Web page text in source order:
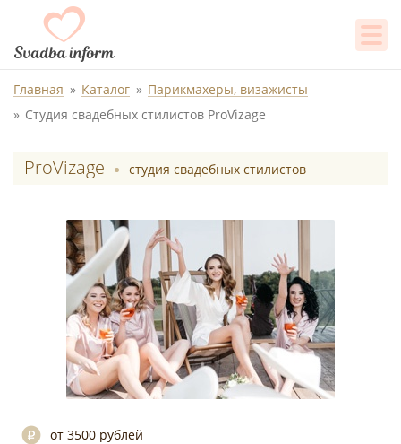
Главная Каталог
Парикмахеры, визажисты
Студия свадебных стилистов ProVizage
ProVizage студия свадебных стилистов
от 3500 рублей